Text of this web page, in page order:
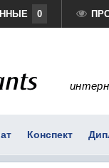
0
Конспект